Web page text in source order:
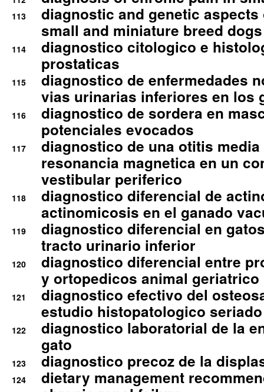
113
diagnostic and genetic
small and miniature breed
114
diagnostico citologico e
prostaticas
115
diagnostico de enfermedades
vias urinarias inferiores en los
116
diagnostico de sordera en
potenciales evocados
117
diagnostico de una otitis
resonancia magnetica en un
vestibular periferico
118
diagnostico diferencial de
actinomicosis en el ganado
119
diagnostico diferencial en
tracto urinario inferior
120
diagnostico diferencial entre
y ortopedicos animal geriatrico
121
diagnostico efectivo del
estudio histopatologico seriado
122
diagnostico laboratorial de la
gato
123 diagnostico precoz de la
124
dietary management